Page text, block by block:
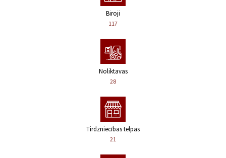
Biroji
117
Noliktavas
28
Tirdzniecības telpas
21